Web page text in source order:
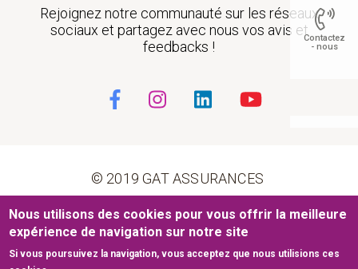
Rejoignez notre communauté sur les réseaux
sociaux et partagez avec nous vos avis et
feedbacks !
© 2019 GAT ASSURANCES
Pied de page
Conditions générales d’utilisation
Mentions légales Plan du site
Contactez
- nous
Nous utilisons des cookies pour vous offrir la meilleure
expérience de navigation sur notre site
Si vous poursuivez la navigation, vous acceptez que nous utilisions ces